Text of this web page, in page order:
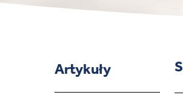
Artykuły